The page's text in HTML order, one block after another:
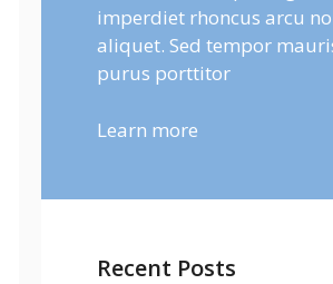
imperdiet rhoncus arcu
aliquet. Sed tempor
purus porttitor
Learn more
Recent Posts